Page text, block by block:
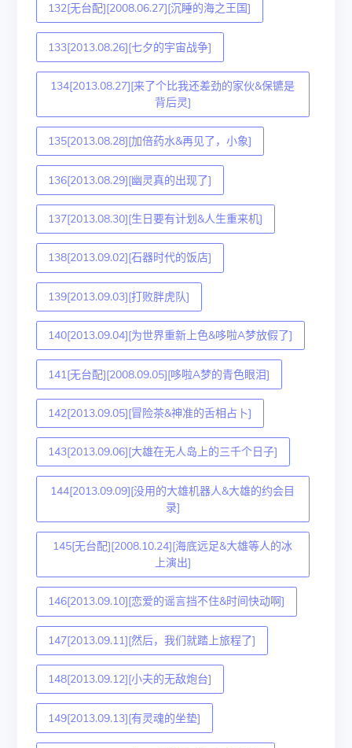
132[无台配][2008.06.27][沉睡的海之王国]
133[2013.08.26][七夕的宇宙战争]
134[2013.08.27][来了个比我还差劲的家伙&保镳是
背后灵]
135[2013.08.28][加倍药水&再见了，小象]
136[2013.08.29][幽灵真的出现了]
137[2013.08.30][生日要有计划&人生重来机]
138[2013.09.02][石器时代的饭店]
139[2013.09.03][打败胖虎队]
140[2013.09.04][为世界重新上色&哆啦A梦放假了]
141[无台配][2008.09.05][哆啦A梦的青色眼泪]
142[2013.09.05][冒险茶&神准的舌相占卜]
143[2013.09.06][大雄在无人岛上的三千个日子]
144[2013.09.09][没用的大雄机器人&大雄的约会目
录]
145[无台配][2008.10.24][海底远足&大雄等人的冰
上演出]
146[2013.09.10][恋爱的谣言挡不住&时间快动啊]
147[2013.09.11][然后，我们就踏上旅程了]
148[2013.09.12][小夫的无敌炮台]
149[2013.09.13][有灵魂的坐垫]